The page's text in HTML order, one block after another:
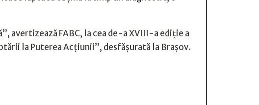
avertizează FABC, la cea de-a XVIII-a ediție a
la Puterea Acțiunii”, desfășurată la Brașov.